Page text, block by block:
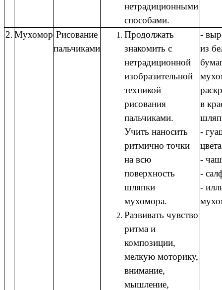
нетрадиционными
способами.
2.Мухомор Рисование
пальчиками
Продолжать
знакомить с
нетрадиционной
изобразительной
техникой
рисования
пальчиками.
Учить наносить
ритмично точки
на всю
поверхность
шляпки
мухомора.
Развивать чувство
ритма и
композиции,
мелкую моторику,
внимание,
мышление,
-
из
в
-
-
-
-